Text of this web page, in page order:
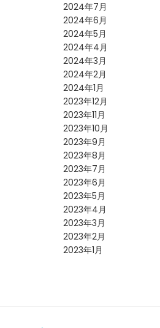
2024年7月
2024年6月
2024年5月
2024年4月
2024年3月
2024年2月
2024年1月
2023年12月
2023年11月
2023年10月
2023年9月
2023年8月
2023年7月
2023年6月
2023年5月
2023年4月
2023年3月
2023年2月
2023年1月